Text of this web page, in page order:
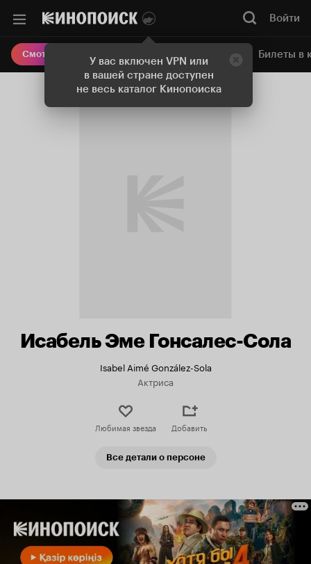
У вас включен VPN или
в вашей стране доступен
не весь каталог Кинопоиска
Войти
Смотреть кино Онлайн-кинотеатр Билеты в
Исабель Эме Гонсалес-Сола
Isabel Aimé González-Sola
Актриса
Любимая звезда Добавить
Все детали о персоне